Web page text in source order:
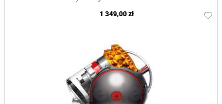
1 349,00 zł